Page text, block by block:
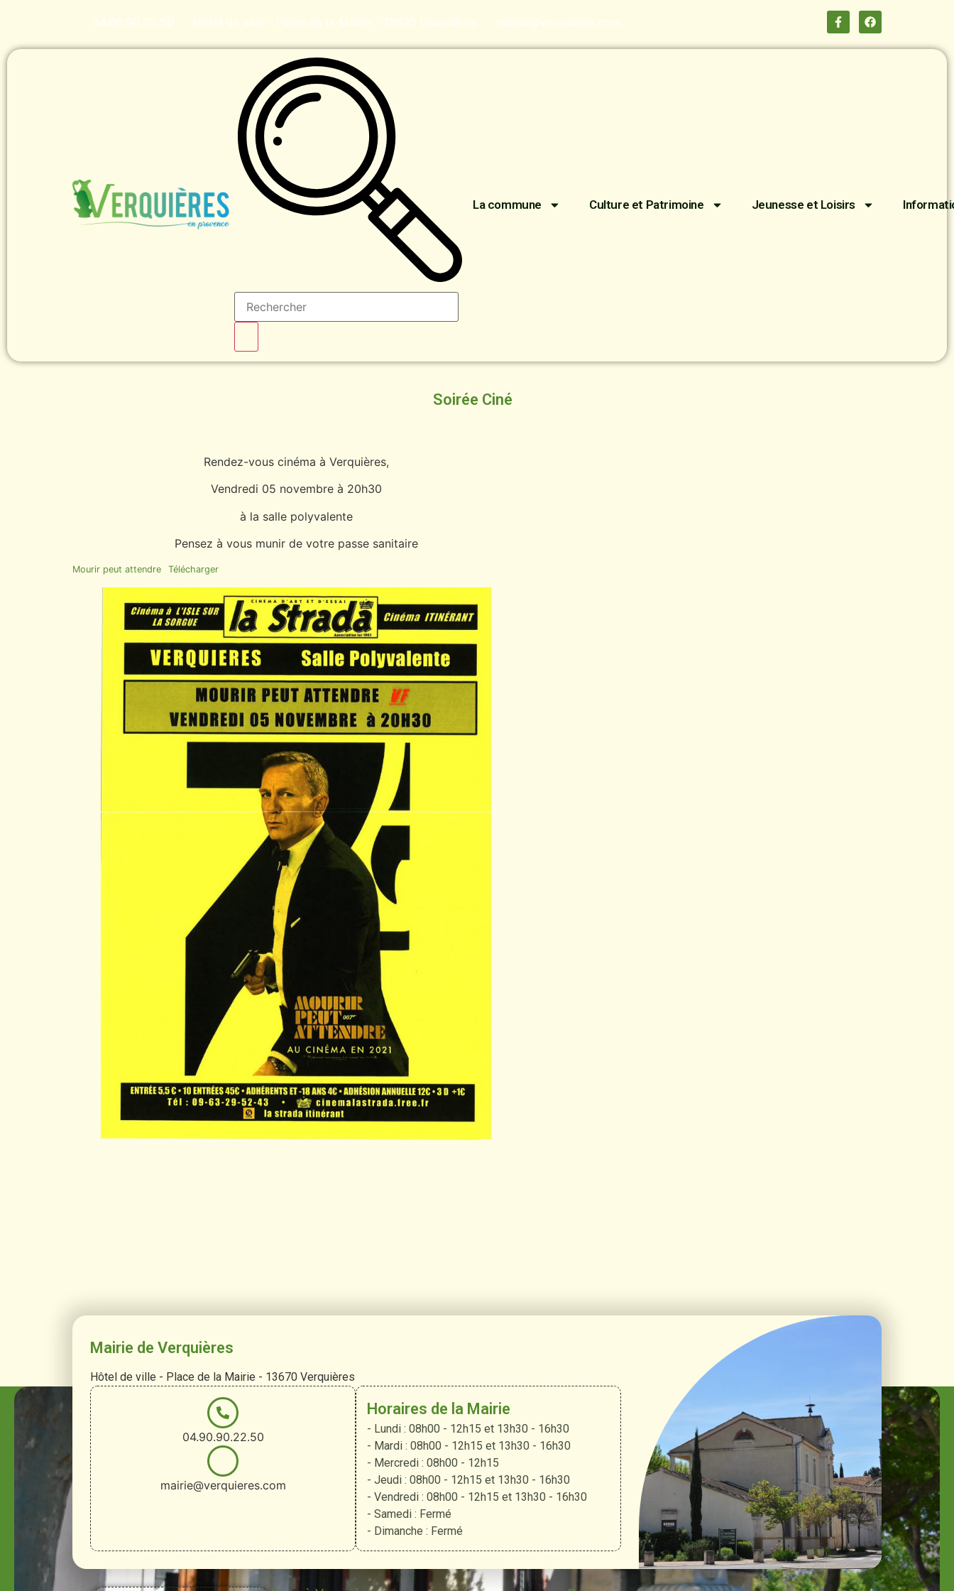
04.90.90.22.50 Hôtel de ville - Place de la Mairie - 13670 Verquières mairie@verquieres.com
La commune Culture et Patrimoine Jeunesse et Loisirs
Soirée Ciné
Rendez-vous cinéma à Verquières,
Vendredi 05 novembre à 20h30
à la salle polyvalente
Pensez à vous munir de votre passe sanitaire
Mourir peut attendre Télécharger
Mairie de Verquières
Hôtel de ville - Place de la Mairie - 13670 Verquières
04.90.90.22.50
mairie@verquieres.com
Horaires de la Mairie
- Lundi : 08h00 - 12h15 et 13h30 - 16h30
- Mardi : 08h00 - 12h15 et 13h30 - 16h30
- Mercredi : 08h00 - 12h15
- Jeudi : 08h00 - 12h15 et 13h30 - 16h30
- Vendredi : 08h00 - 12h15 et 13h30 - 16h30
- Samedi : Fermé
- Dimanche : Fermé